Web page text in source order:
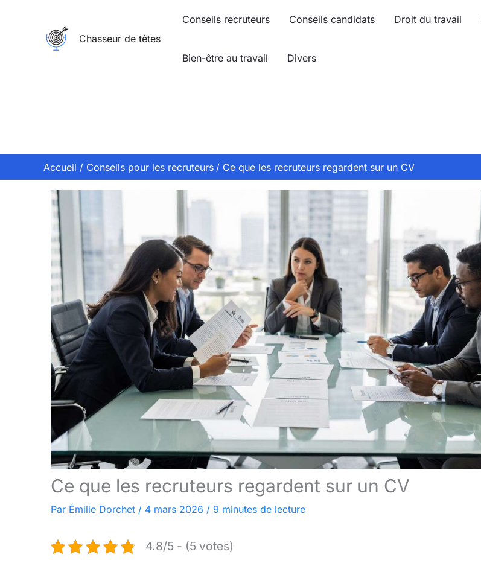
Chasseur de têtes
Conseils recruteurs Conseils candidats Droit du travail
Bien-être au travail Divers
Accueil Conseils pour les recruteurs Ce que les recruteurs regardent sur un CV
Ce que les recruteurs regardent sur un CV
Par Émilie Dorchet / 4 mars 2026 / 9 minutes de lecture
4.8/5 - (5 votes)